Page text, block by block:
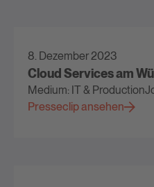
8. Dezember 2023
Cloud Services am
Medium: IT & Production
Presseclip ansehen